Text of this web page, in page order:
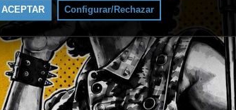
ACEPTAR Configurar/Rechazar